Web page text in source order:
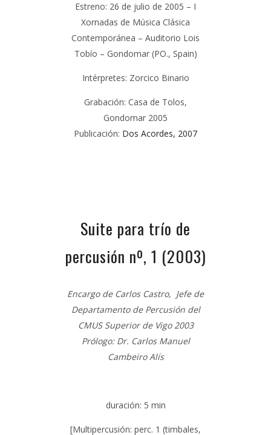
Estreno: 26 de julio de 2005 – I
Xornadas de Música Clásica
Contemporánea – Auditorio Lois
Tobío – Gondomar (PO., Spain)
Intérpretes: Zorcico Binario
Grabación: Casa de Tolos,
Gondomar 2005
Publicación: Dos Acordes, 2007
Suite para trío de
percusión nº, 1 (2003)
Encargo de Carlos Castro, Jefe de
Departamento de Percusión del
CMUS Superior de Vigo 2003
Prólogo: Dr. Carlos Manuel
Cambeiro Alís
duración: 5 min
[Multipercusión: perc. 1 (timbales,